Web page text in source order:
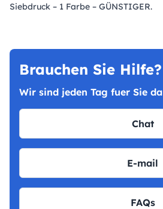
Siebdruck – 1 Farbe – GÜNSTIGER.
Brauchen Sie Hilfe?
Wir sind jeden Tag fuer Sie da
Chat
E-mail
FAQs